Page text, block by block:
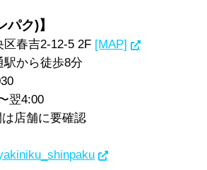
パク)】
春吉2-12-5 2F [MAP]
から徒歩8分
翌4:00
店舗に要確認